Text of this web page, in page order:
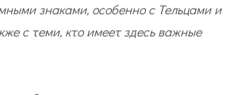
знаками, особенно с Тельцами и
с теми, кто имеет здесь важные